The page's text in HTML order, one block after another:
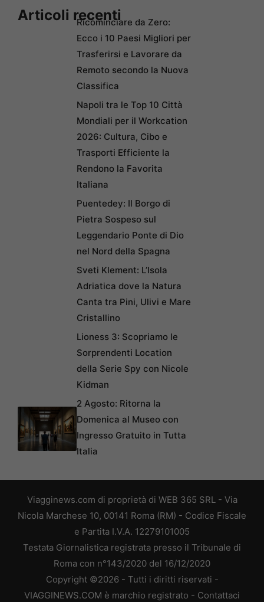
Articoli recentiRicominciare da Zero:
Ecco i 10 Paesi Migliori per
Trasferirsi e Lavorare da
Remoto secondo la Nuova
Classifica
Napoli tra le Top 10 Città
Mondiali per il Workcation
2026: Cultura, Cibo e
Trasporti Efficiente la
Rendono la Favorita
Italiana
Puentedey: Il Borgo di
Pietra Sospeso sul
Leggendario Ponte di Dio
nel Nord della Spagna
Sveti Klement: L’Isola
Adriatica dove la Natura
Canta tra Pini, Ulivi e Mare
Cristallino
Lioness 3: Scopriamo le
Sorprendenti Location
della Serie Spy con Nicole
Kidman
2 Agosto: Ritorna la
Domenica al Museo con
Ingresso Gratuito in Tutta
Italia
Viagginews.com di proprietà di WEB 365 SRL - Via
Nicola Marchese 10, 00141 Roma (RM) - Codice Fiscale
e Partita I.V.A. 12279101005
Testata Giornalistica registrata presso il Tribunale di
Roma con n°143/2020 del 16/12/2020
Copyright ©2026 - Tutti i diritti riservati -
VIAGGINEWS.COM è marchio registrato - Contattaci